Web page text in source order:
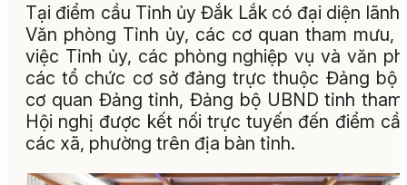
Tại điểm cầu Tỉnh ủy Đắk Lắk có đại diện lãnh
Văn phòng Tỉnh ủy, các cơ quan tham mưu,
việc Tỉnh ủy, các phòng nghiệp vụ và văn
các tổ chức cơ sở đảng trực thuộc Đảng bộ
cơ quan Đảng tỉnh, Đảng bộ UBND tỉnh
Hội nghị được kết nối trực tuyến đến điểm
các xã, phường trên địa bàn tỉnh.